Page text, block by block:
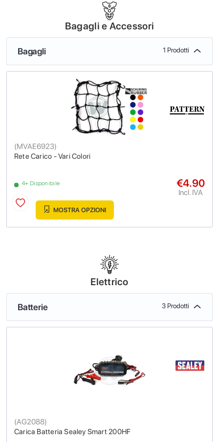
Bagagli e Accessori
Bagagli 1 Prodotti
Rete Carico - Vari Colori
(MVAE6923)
4+ Disponibile €4.90
Incl. IVA
MOSTRA OPZIONI
Elettrico
Batterie 3 Prodotti
Carica Batteria Sealey Smart 200HF
(AG2088)